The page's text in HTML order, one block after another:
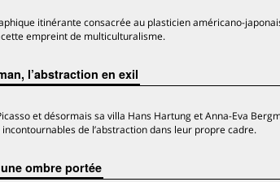
itinérante consacrée au plasticien américano-
empreint de multiculturalisme.
l’abstraction en exil
et désormais sa villa Hans Hartung et Anna-Eva
de l’abstraction dans leur propre cadre.
ombre portée